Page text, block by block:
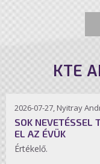
KTE
2026-07-27, Nyitray
SOK NEVETÉSSEL
EL AZ ÉVÜK
Értékelő.